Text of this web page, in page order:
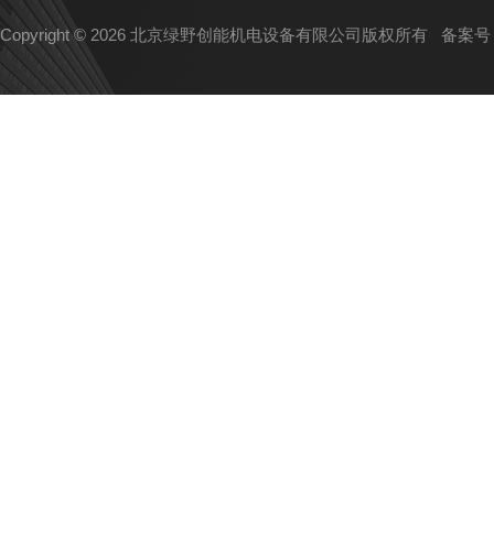
Copyright © 2026 北京绿野创能机电设备有限公司版权所有 备案